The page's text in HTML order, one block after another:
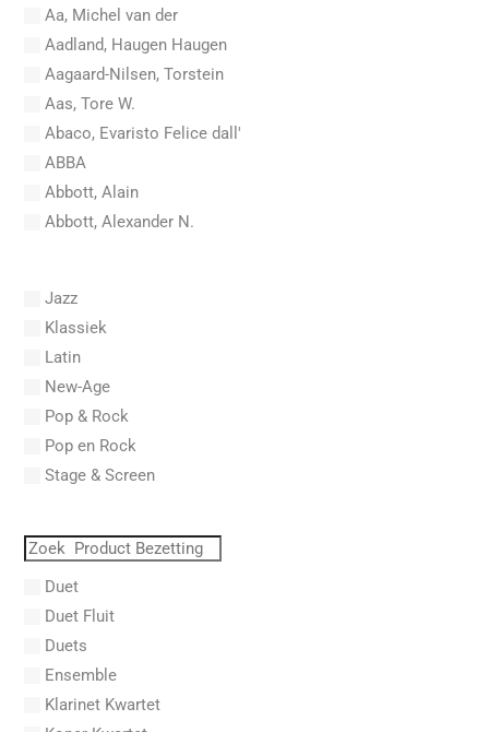
Aa, Michel van der
Aadland, Haugen Haugen
Aagaard-Nilsen, Torstein
Aas, Tore W.
Abaco, Evaristo Felice dall'
ABBA
Abbott, Alain
Abbott, Alexander N.
Abel, Lex
Aberg, Johan Ludvig
Aboucaya, Christian
Aboulker, Isabelle
Abraham, Paul
Abrams, Lester
Abreu, Zequinha
Absil, Jean
AC/DC
Acker, Dieter
Acosta, Omar
Jazz
Klassiek
Latin
New-Age
Pop & Rock
Pop en Rock
Stage & Screen
Duet
Duet Fluit
Duets
Ensemble
Klarinet Kwartet